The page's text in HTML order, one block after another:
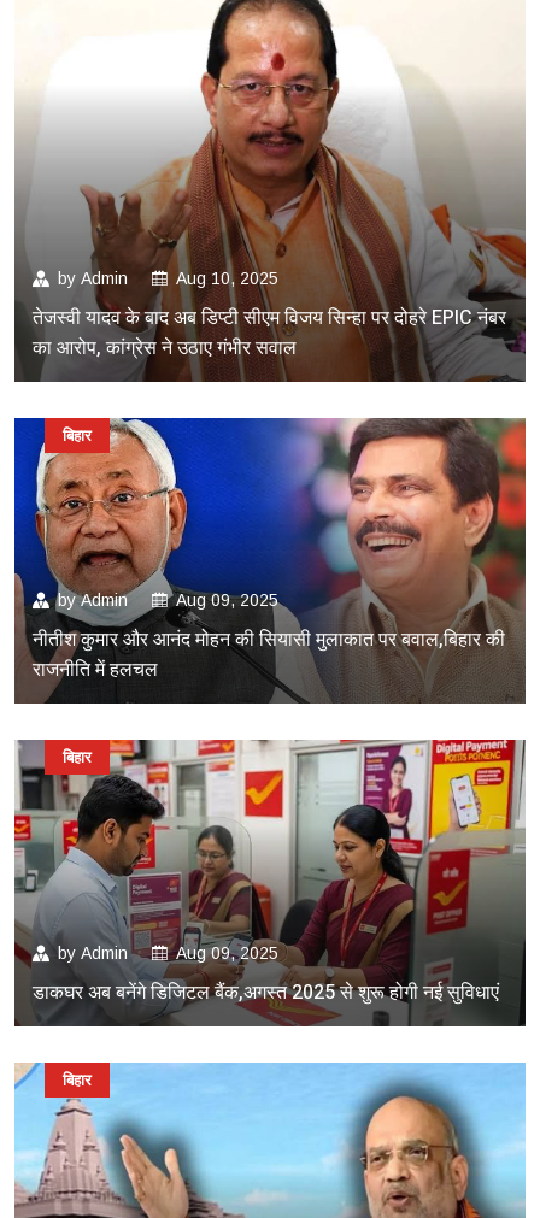
by Admin Aug 10, 2025
तेजस्वी यादव के बाद अब डिप्टी सीएम विजय सिन्हा पर दोहरे EPIC नंबर
का आरोप, कांग्रेस ने उठाए गंभीर सवाल
byAdmin Aug 09, 2025
नीतीश कुमार और आनंद मोहन की सियासी मुलाकात पर बवाल,बिहार की
राजनीति में हलचल
बिहार
by Admin Aug 09, 2025
डाकघर अब बनेंगे डिजिटल बैंक,अगस्त 2025 से शुरू होगी नई सुविधाएं
बिहार
बिहार